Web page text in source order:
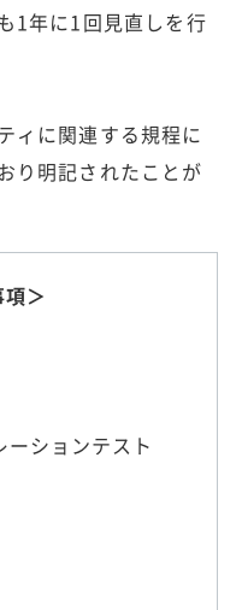
1年に1回見直しを行
ィに関連する規程に
り明記されたことが
＞
ションテスト